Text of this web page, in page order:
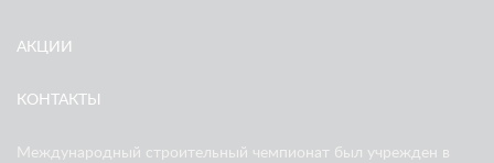
АКЦИИ
КОНТАКТЫ
Международный строительный чемпионат был учрежден в